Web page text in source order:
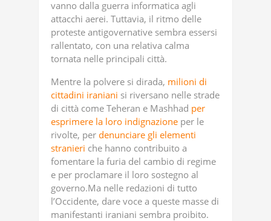
vanno dalla guerra informatica agli
attacchi aerei. Tuttavia, il ritmo delle
proteste antigovernative sembra essersi
rallentato, con una relativa calma
tornata nelle principali città.
Mentre la polvere si dirada, milioni di
cittadini iraniani si riversano nelle strade
di città come Teheran e Mashhad per
esprimere la loro indignazione per le
rivolte, per denunciare gli elementi
stranieri che hanno contribuito a
fomentare la furia del cambio di regime
e per proclamare il loro sostegno al
governo.Ma nelle redazioni di tutto
l’Occidente, dare voce a queste masse di
manifestanti iraniani sembra proibito.